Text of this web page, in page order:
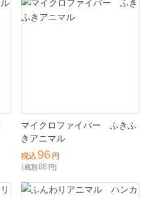
マイクロファイバー ふきふ
きアニマル
税込 96 円
（税別 88 円)